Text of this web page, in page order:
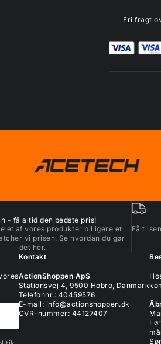
Fri fragt
- få altid den bedste pris!
et af vores produkter billigere et
vi prisen. Se hvordan du gør
det her.
Få
Kontakt
ActionShoppen ApS
Stationsvej 4, 9500 Hobro, Danmark
Telefonnr.: 40459576
E-mail: info@actionshoppen.dk
CVR-nummer: 44127407